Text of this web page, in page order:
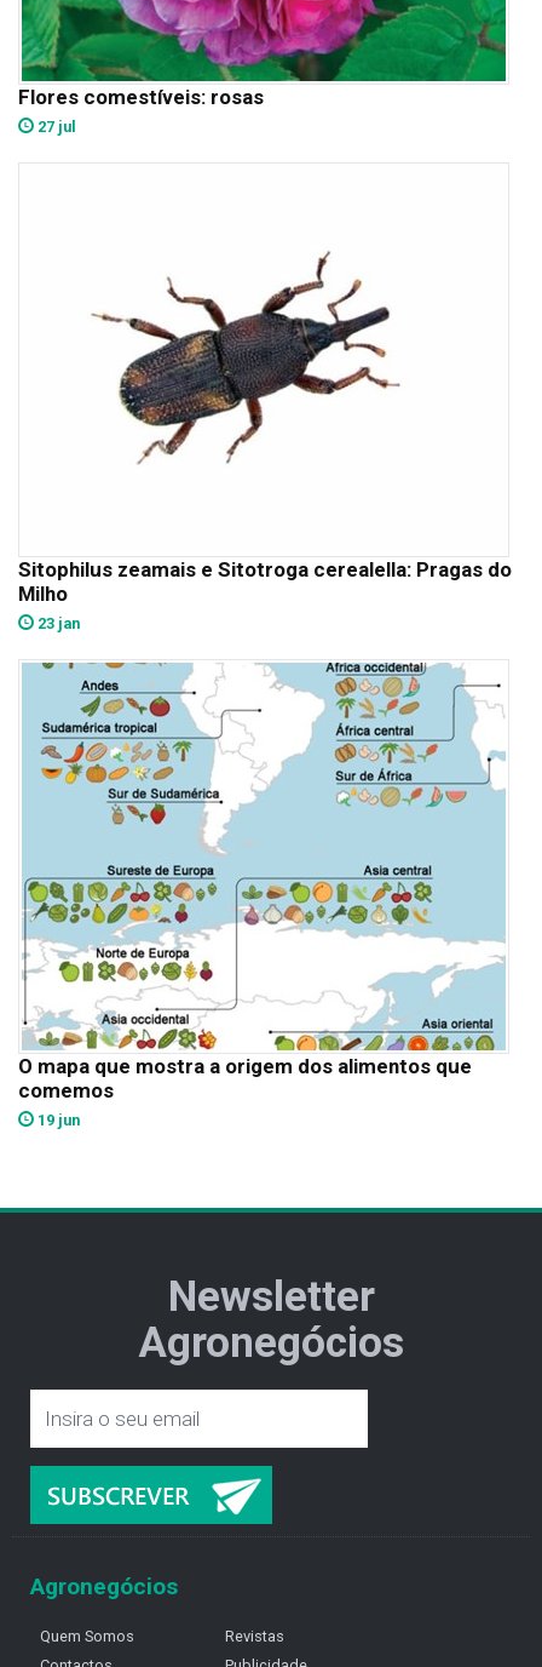
Flores comestíveis: rosas
27 jul
Sitophilus zeamais e Sitotroga cerealella: Pragas do
Milho
23 jan
O mapa que mostra a origem dos alimentos que
comemos
19 jun
Newsletter
Agronegócios
Agronegócios
Quem Somos
Revistas